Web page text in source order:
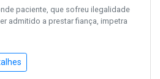
paciente, que sofreu ilegalidade
admitido a prestar fiança, impetra